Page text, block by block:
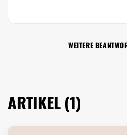
WEITERE
ARTIKEL (1)